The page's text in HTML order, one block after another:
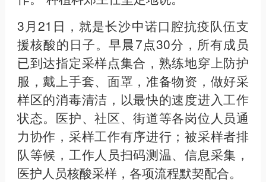
3月21日，就是长沙中诺口腔抗疫队伍支
援核酸的日子。早晨7点30分，所有成员
已到达指定采样点集合，熟练地穿上防护
服，戴上手套、面罩，准备物资，做好采
样区的消毒清洁，以最快的速度进入工作
状态。医护、社区、街道等各岗位人员通
力协作，采样工作有序进行；被采样者排
队等候，工作人员扫码测温、信息采集，
医护人员核酸采样，各项流程默契配合。